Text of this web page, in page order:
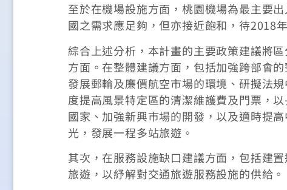
至於在機場設施方面，桃園機場為最主要
國之需求應足夠，但亦接近飽和，待2018
綜合上述分析，本計畫的主要政策建議將
方面。在整體建議方面，包括加強跨部會
發展郵輪及廉價航空市場的環境、研擬法
度提高風景特定區的清潔維護費及門票，
國家、加強新興市場的開發，以及適時提
光，發展一程多站旅遊。
其次，在服務設施缺口建議方面，包括建
旅遊，以紓解對交通旅遊服務設施的供給。